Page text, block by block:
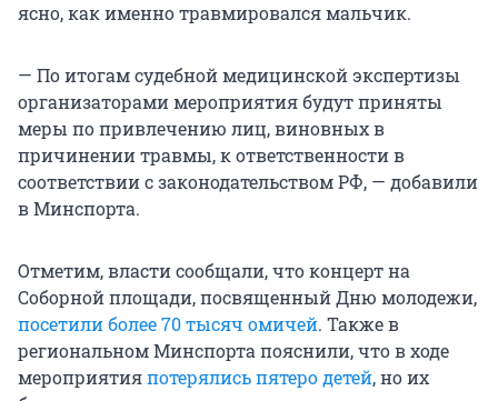
ясно, как именно травмировался мальчик.
— По итогам судебной медицинской экспертизы
организаторами мероприятия будут приняты
меры по привлечению лиц, виновных в
причинении травмы, к ответственности в
соответствии с законодательством РФ, — добавили
в Минспорта.
Отметим, власти сообщали, что концерт на
Соборной площади, посвященный Дню молодежи,
посетили более 70 тысяч омичей. Также в
региональном Минспорта пояснили, что в ходе
мероприятияпотерялись пятеро детей, но их